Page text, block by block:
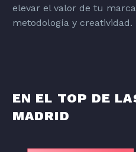
elevar el valor de tu
metodología y creatividad.
EN EL TOP DE
MADRID